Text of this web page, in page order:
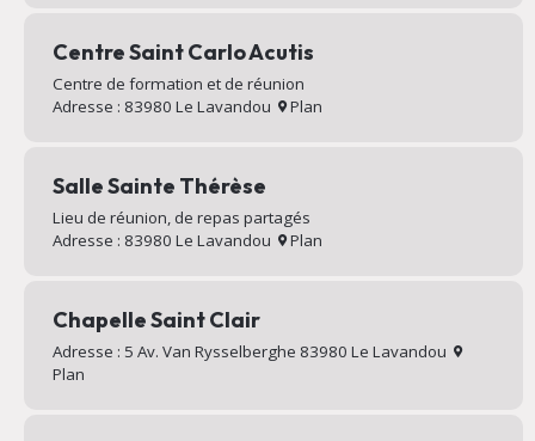
Centre Saint Carlo Acutis
Centre de formation et de réunion
Adresse : 83980 Le Lavandou
Plan
Salle Sainte Thérèse
Lieu de réunion, de repas partagés
Adresse : 83980 Le Lavandou
Plan
Chapelle Saint Clair
Adresse : 5 Av. Van Rysselberghe 83980 Le Lavandou
Plan